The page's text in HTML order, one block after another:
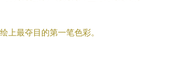
上最夺目的第一笔色彩。